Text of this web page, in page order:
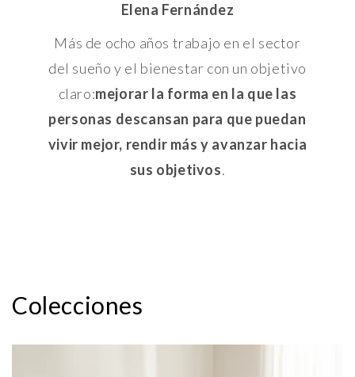
Elena Fernández
Más de ocho años trabajo en el sector
del sueño y el bienestar con un objetivo
claro:mejorar la forma en la que las
personas descansan para que puedan
vivir mejor, rendir más y avanzar hacia
sus objetivos.
Colecciones